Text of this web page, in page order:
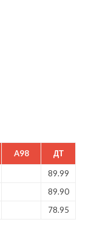
A98 ДТ
89.99
89.90
78.95